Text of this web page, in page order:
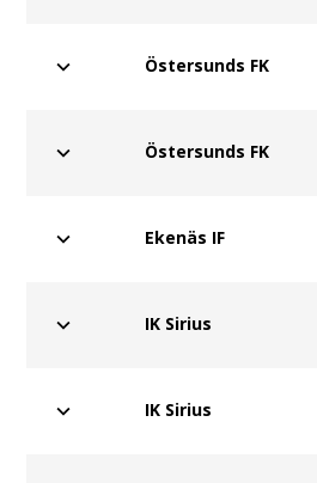
Östersunds FK
Östersunds FK
Ekenäs IF
IK Sirius
IK Sirius